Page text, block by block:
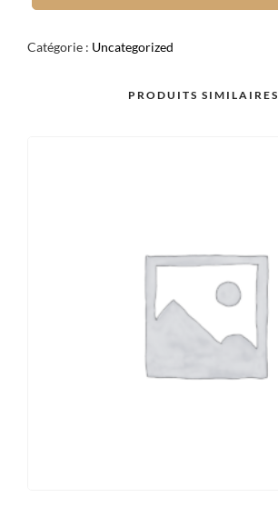
Catégorie : Uncategorized
PRODUITS SIMILAIRES